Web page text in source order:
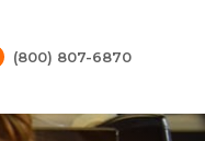
(800) 807-6870